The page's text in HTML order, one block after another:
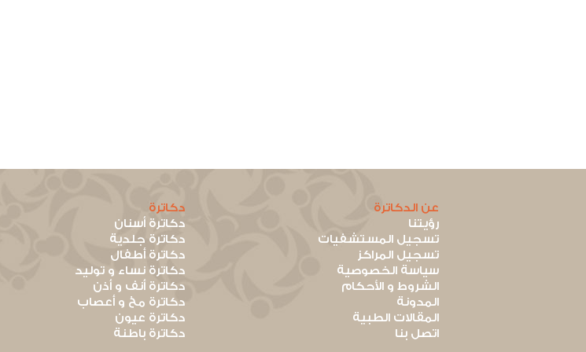
عن الدكاترة
رؤيتنا
تسجيل المستشفيات
تسجيل المراكز
سياسة الخصوصية
الشروط و الأحكام
المدونة
المقالات الطبية
اتصل بنا
دكاترة
دكاترة أسنان
دكاترة جلدية
دكاترة أطفال
دكاترة نساء و توليد
دكاترة أنف و أذن
دكاترة مخ و أعصاب
دكاترة عيون
دكاترة باطنة